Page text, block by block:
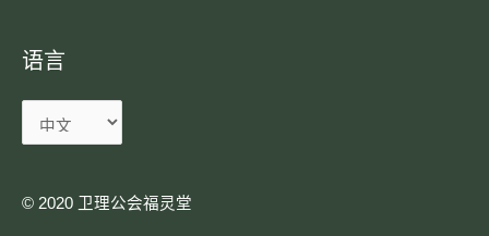
语言
© 2020 卫理公会福灵堂​